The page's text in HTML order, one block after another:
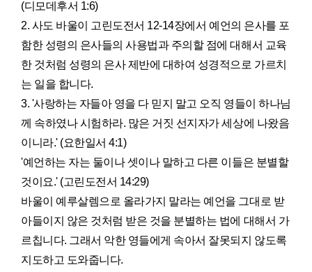
(디모데후서 1:6)
2. 사도 바울이 고린도전서 12-14장에서 예언의 은사를 포
함한 성령의 은사들의 사용법과 주의할 점에 대해서 교육
한 것처럼 성령의 은사 제반에 대하여 성경적으로 가르치
는 일을 합니다.
3. '사랑하는 자들아 영을 다 믿지 말고 오직 영들이 하나님
께 속하였나 시험하라. 많은 거짓 선지자가 세상에 나왔음
이니라.' (요한일서 4:1)
'예언하는 자는 둘이나 셋이나 말하고 다른 이들은 분별할
것이요.' (고린도전서 14:29)
바울이 예루살렘으로 올라가지 말라는 예언을 그대로 받
아들이지 않은 것처럼 받은 것을 분별하는 법에 대해서 가
르칩니다. 그래서 악한 영들에게 속아서 잘못되지 않도록
지도하고 도와줍니다.